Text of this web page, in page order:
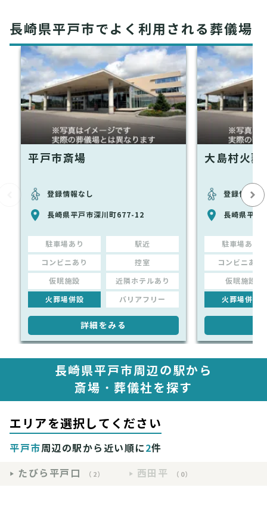
長崎県平戸市でよく利用される葬儀場
平戸市斎場
登録情報なし
長崎県平戸市深川町677-12
駐車場あり 駅近
コンビニあり 控室
仮眠施設 近隣ホテルあり
火葬場併設 バリアフリー
詳細をみる
大島村火葬
登録情報な
長崎県平戸
駐車場あり
コンビニあり
仮眠施設
火葬場併設
長崎県平戸市周辺の駅から
斎場・葬儀社を探す
エリアを選択してください
平戸市周辺の駅から近い順に2件
たびら平戸口
（2） 西田平 （0）